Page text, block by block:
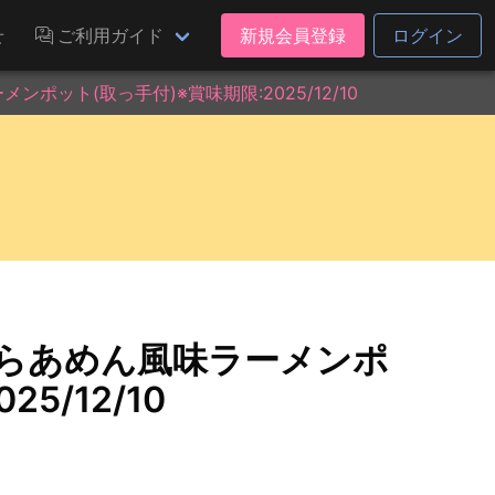
ご利用ガイド 新規会員登録 ログイン
ンポット(取っ手付)※賞味期限:2025/12/10
あめん風味ラーメンポ
12/10